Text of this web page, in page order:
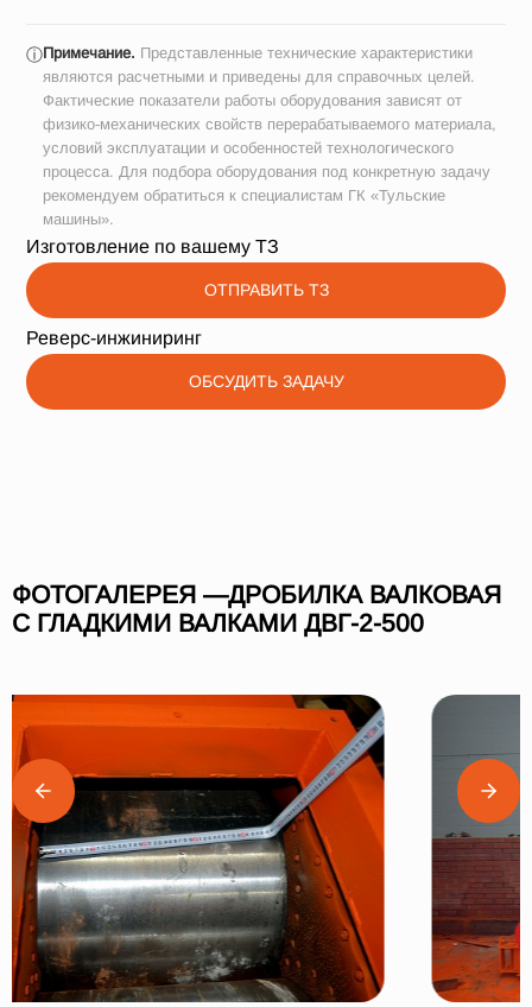
ⓘПримечание. Представленные технические характеристики
являются расчетными и приведены для справочных целей.
Фактические показатели работы оборудования зависят от
физико-механических свойств перерабатываемого материала,
условий эксплуатации и особенностей технологического
процесса. Для подбора оборудования под конкретную задачу
рекомендуем обратиться к специалистам ГК «Тульские
машины».
Изготовление по вашему ТЗ
ОТПРАВИТЬ ТЗ
Реверс-инжиниринг
ОБСУДИТЬ ЗАДАЧУ
ФОТОГАЛЕРЕЯ —ДРОБИЛКА ВАЛКОВАЯ
С ГЛАДКИМИ ВАЛКАМИ ДВГ-2-500